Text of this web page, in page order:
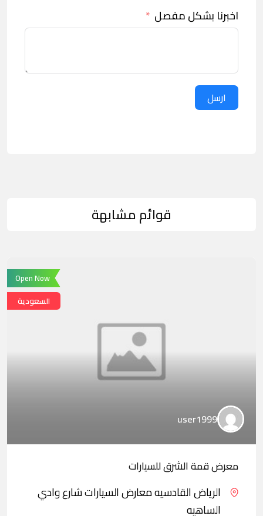
اخبرنا بشكل مفصل
ارسل
قوائم مشابهة
Open Now
السعودية
user1999
معرض قمة الشرق للسيارات
الرياض القادسيه معارض السيارات شارع وادي
الساهيه